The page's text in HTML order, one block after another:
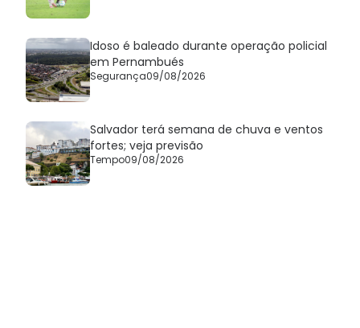
Idoso é baleado durante operação policial
em Pernambués
Segurança09/08/2026
Salvador terá semana de chuva e ventos
fortes; veja previsão
Tempo09/08/2026